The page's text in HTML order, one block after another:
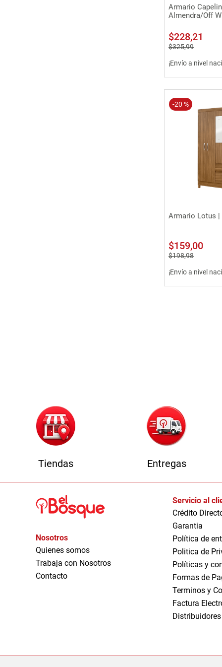
Vista
Armario
Almendra/Off
$228,21
$325,99
¡Envío a nivel
-20 %
Vista
Armario Lotus |
$159,00
$198,98
¡Envío a nivel
Tiendas Entregas
Nosotros
Quienes somos
Trabaja con Nosotros
Contacto
Servicio al
Crédito
Garantia
Política de
Politica de
Políticas y
Formas de
Terminos y
Factura
Distribuidores